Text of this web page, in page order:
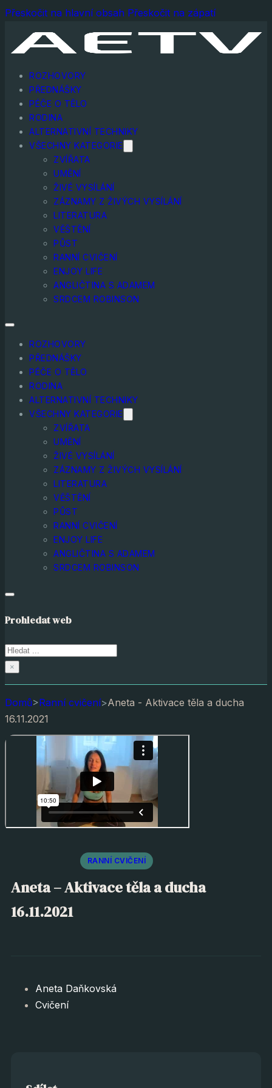
Přeskočit na hlavní obsah Přeskočit na zápatí
ROZHOVORY
PŘEDNÁŠKY
PÉČE O TĚLO
RODINA
ALTERNATIVNÍ TECHNIKY
VŠECHNY KATEGORIE
ZVÍŘATA
UMĚNÍ
ŽIVÉ VYSÍLÁNÍ
ZÁZNAMY Z ŽIVÝCH VYSÍLÁNÍ
LITERATURA
VĚŠTĚNÍ
PŮST
RANNÍ CVIČENÍ
ENJOY LIFE
ANGLIČTINA S ADAMEM
SRDCEM ROBINSON
ROZHOVORY
PŘEDNÁŠKY
PÉČE O TĚLO
RODINA
ALTERNATIVNÍ TECHNIKY
VŠECHNY KATEGORIE
ZVÍŘATA
UMĚNÍ
ŽIVÉ VYSÍLÁNÍ
ZÁZNAMY Z ŽIVÝCH VYSÍLÁNÍ
LITERATURA
VĚŠTĚNÍ
PŮST
RANNÍ CVIČENÍ
ENJOY LIFE
ANGLIČTINA S ADAMEM
SRDCEM ROBINSON
Prohledat web
Hledat
×
Domů>Ranní cvičení>Aneta - Aktivace těla a ducha
16.11.2021
RANNÍ CVIČENÍ
Aneta – Aktivace těla a ducha
16.11.2021
Aneta Daňkovská
Cvičení